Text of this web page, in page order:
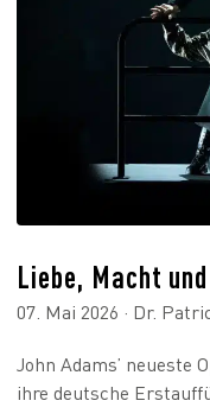
Liebe, Macht
07. Mai 2026 · Dr.
John Adams’ neueste
ihre deutsche